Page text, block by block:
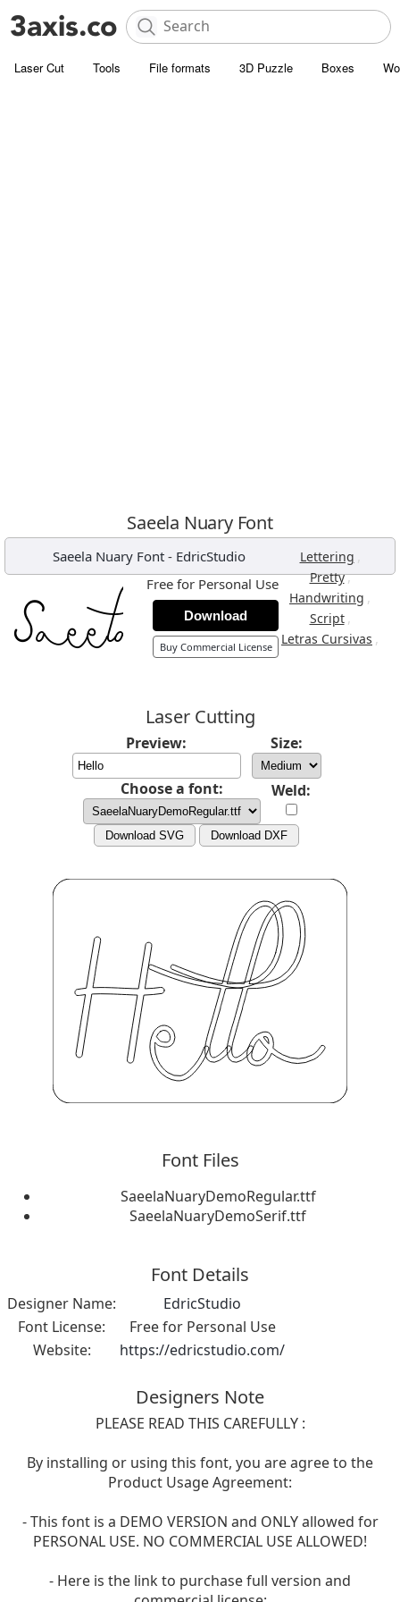
Laser Cut Tools File formats 3D Puzzle Boxes
Saeela Nuary Font
Saeela Nuary Font- EdricStudio Lettering ,
Pretty,
Handwriting ,
Script ,
Letras Cursivas ,
Free for Personal Use
Download
Buy Commercial License
Laser Cutting
Preview: Size:
Choose a font: Weld:
Download SVG Download DXF
Font Files
SaeelaNuaryDemoRegular.ttf
SaeelaNuaryDemoSerif.ttf
Font Details
Designer Name:
EdricStudio
Font License:
Free for Personal Use
Website:
https://edricstudio.com/
Designers Note
PLEASE READ THIS CAREFULLY :
By installing or using this font, you are agree to the
Product Usage Agreement:
- This font is a DEMO VERSION and ONLY allowed for
PERSONAL USE. NO COMMERCIAL USE ALLOWED!
- Here is the link to purchase full version and